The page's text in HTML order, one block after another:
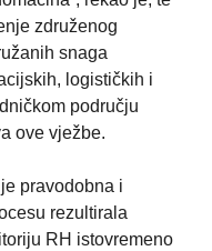
združenog
snaga
logističkih i
području
ove vježbe.
pravodobna i
rezultirala
RH istovremeno